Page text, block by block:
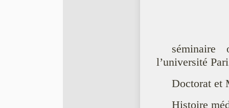
l’université
Doctorat et
Histoire